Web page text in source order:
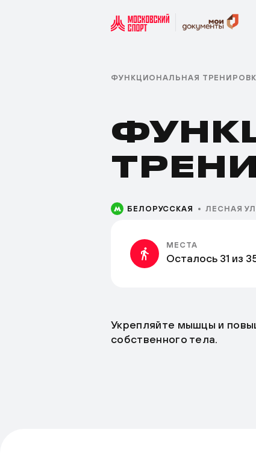
ФУНКЦИОНАЛЬНАЯ
БЕЛОРУССКАЯ ЛЕСНАЯ
МЕСТА
Осталось 31 из
Укрепляйте мышцы и
собственного тела.